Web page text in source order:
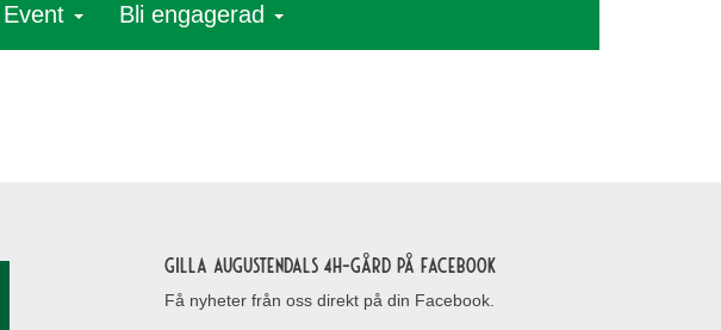
Event Bli engagerad
Gilla Augustendals 4H-gård på Facebook
Få nyheter från oss direkt på din Facebook.